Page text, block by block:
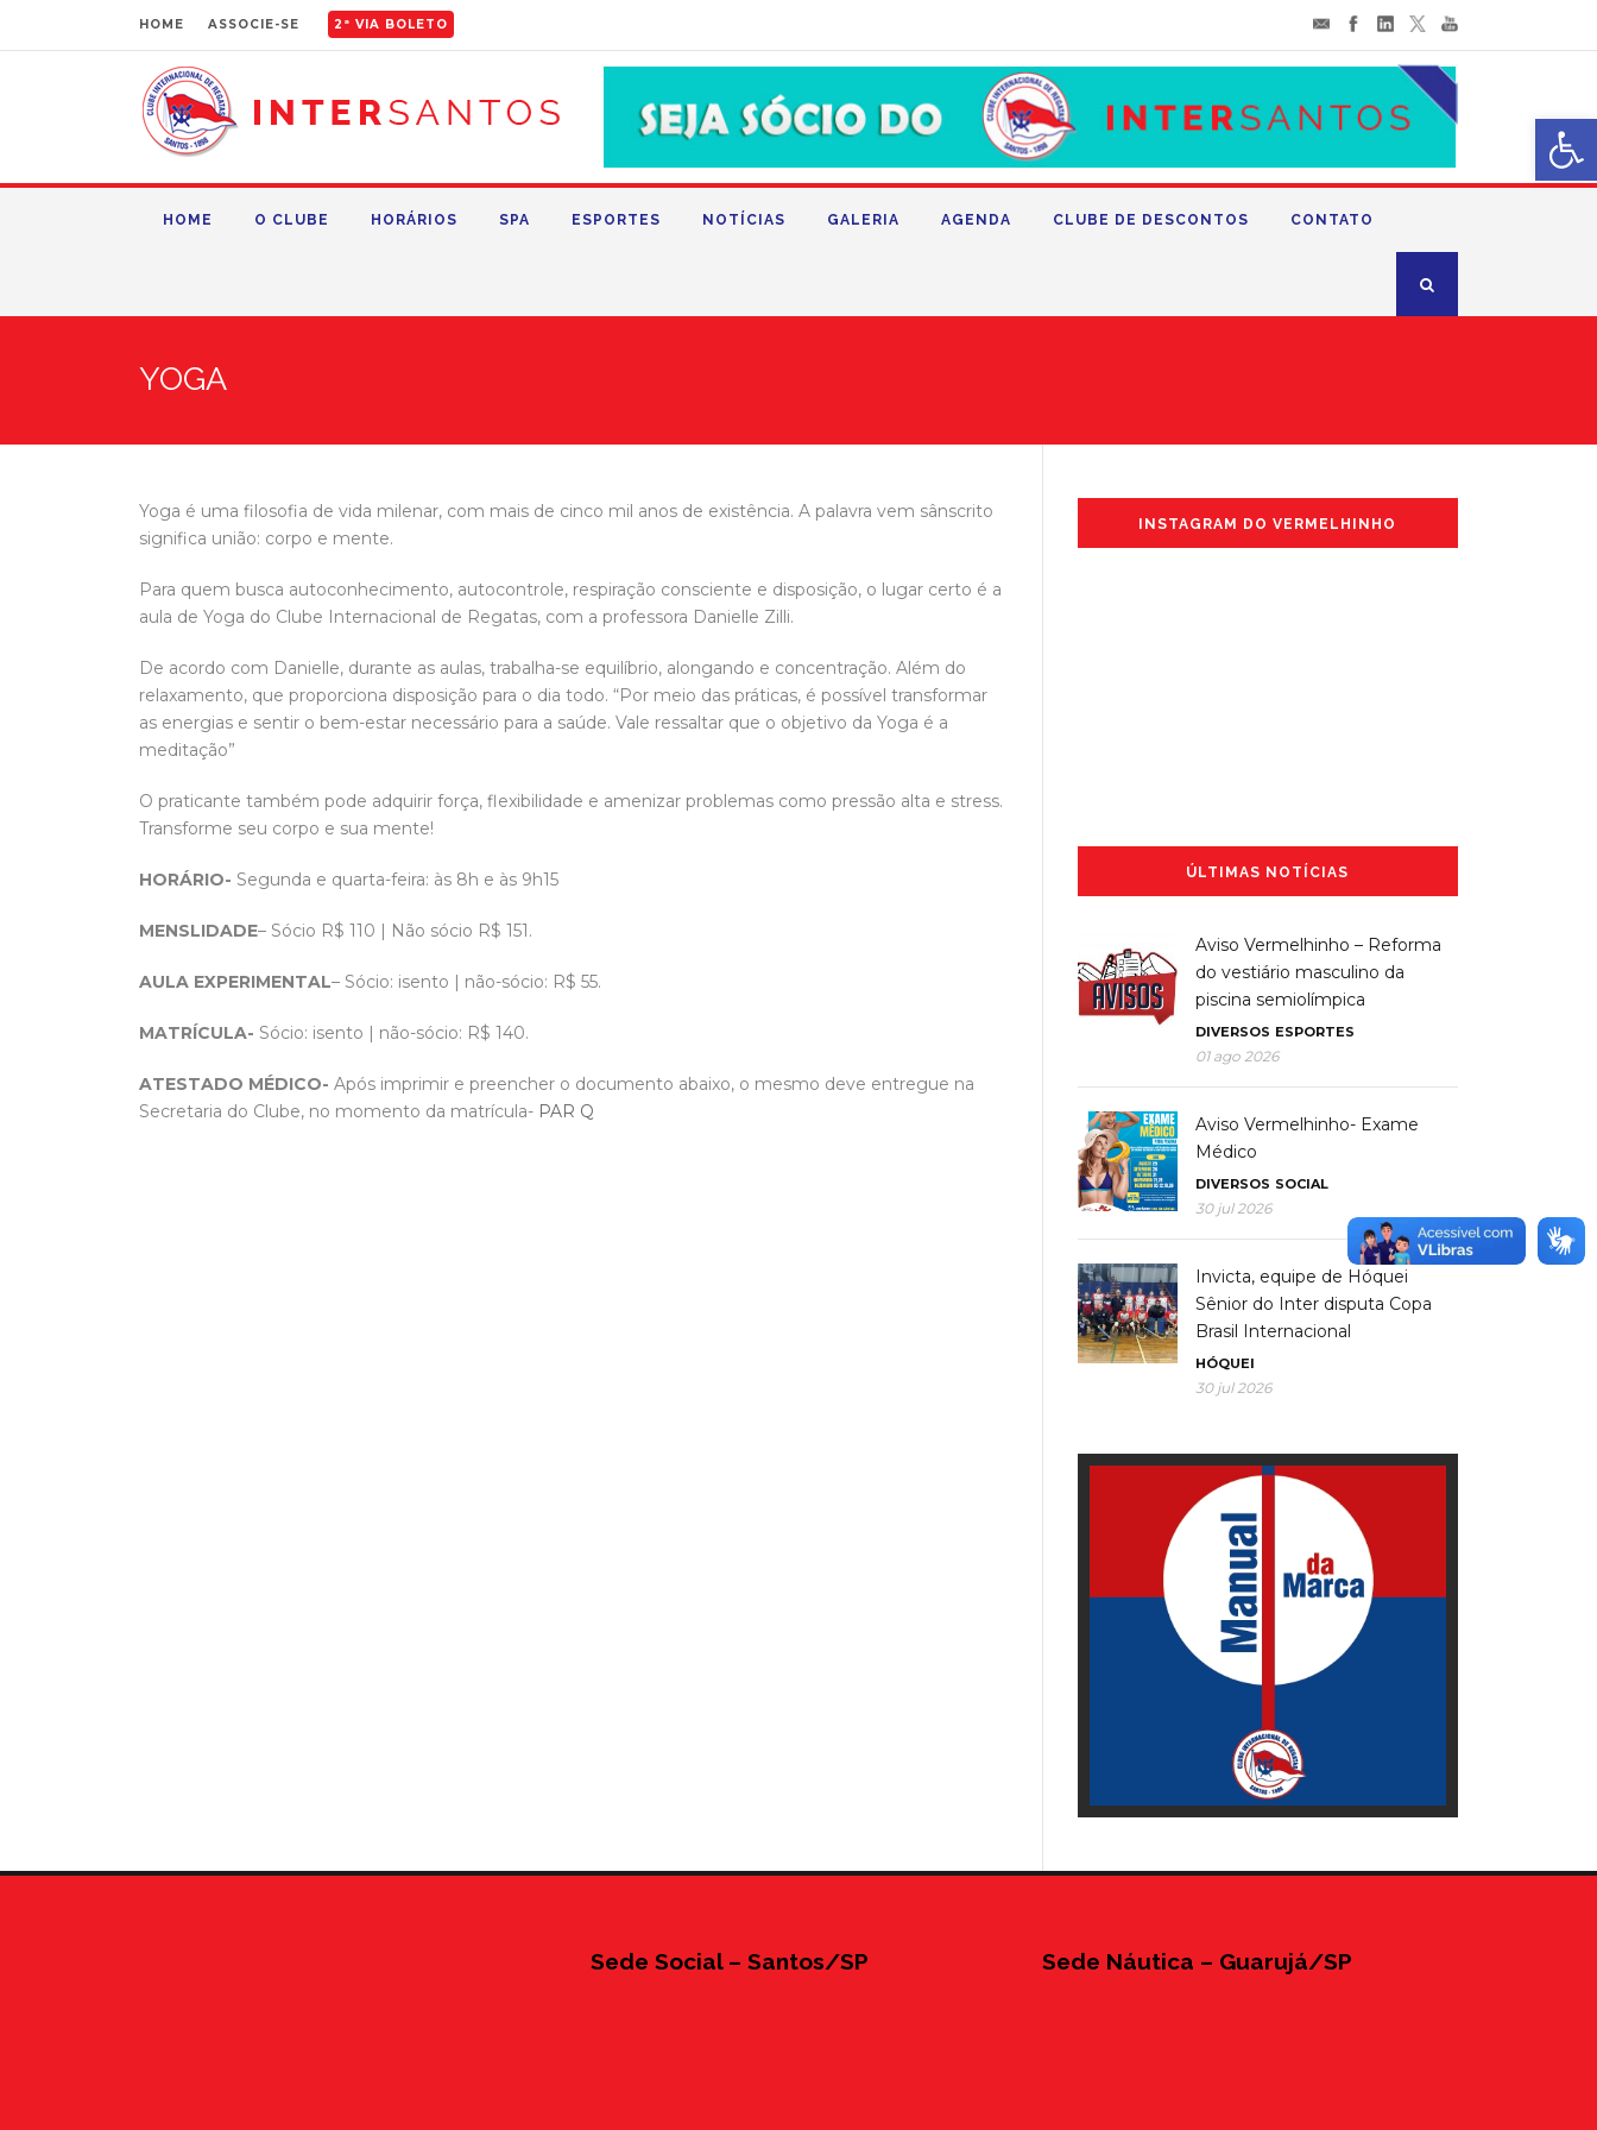
HOME ASSOCIE-SE 2ª VIA BOLETO
HOME O CLUBE HORÁRIOS SPA ESPORTES NOTÍCIAS GALERIA AGENDA CLUBE DE DESCONTOS CONTATO
YOGA
Yoga é uma filosofia de vida milenar, com mais de cinco mil anos de existência. A palavra vem sânscrito
significa união: corpo e mente.
Para quem busca autoconhecimento, autocontrole, respiração consciente e disposição, o lugar certo é a
aula de Yoga do Clube Internacional de Regatas, com a professora Danielle Zilli.
De acordo com Danielle, durante as aulas, trabalha-se equilíbrio, alongando e concentração. Além do
relaxamento, que proporciona disposição para o dia todo. “Por meio das práticas, é possível transformar
as energias e sentir o bem-estar necessário para a saúde. Vale ressaltar que o objetivo da Yoga é a
meditação”
O praticante também pode adquirir força, flexibilidade e amenizar problemas como pressão alta e stress.
Transforme seu corpo e sua mente!
HORÁRIO- Segunda e quarta-feira: às 8h e às 9h15
MENSLIDADE– Sócio R$ 110 | Não sócio R$ 151.
AULA EXPERIMENTAL– Sócio: isento | não-sócio: R$ 55.
MATRÍCULA- Sócio: isento | não-sócio: R$ 140.
ATESTADO MÉDICO- Após imprimir e preencher o documento abaixo, o mesmo deve entregue na
Secretaria do Clube, no momento da matrícula- PAR Q
INSTAGRAM DO VERMELHINHO
ÚLTIMAS NOTÍCIAS
Aviso Vermelhinho – Reforma
do vestiário masculino da
piscina semiolímpica
DIVERSOS ESPORTES
01 ago 2026
Aviso Vermelhinho- Exame
Médico
DIVERSOS SOCIAL
30 jul 2026
Invicta, equipe de Hóquei
Sênior do Inter disputa Copa
Brasil Internacional
HÓQUEI
30 jul 2026
Sede Social – Santos/SP Sede Náutica – Guarujá/SP
Abrir